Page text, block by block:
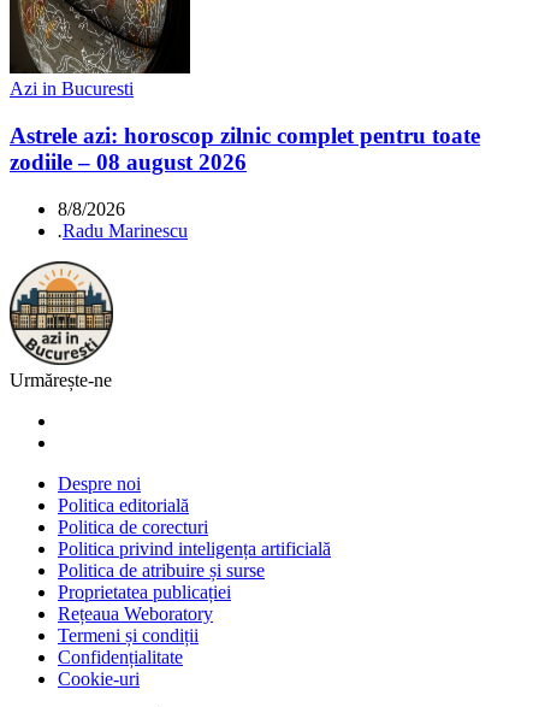
Azi in Bucuresti
Astrele azi: horoscop zilnic complet pentru toate
zodiile – 08 august 2026
8/8/2026
.Radu Marinescu
Urmărește-ne
Despre noi
Politica editorială
Politica de corecturi
Politica privind inteligența artificială
Politica de atribuire și surse
Proprietatea publicației
Rețeaua Weboratory
Termeni și condiții
Confidențialitate
Cookie-uri